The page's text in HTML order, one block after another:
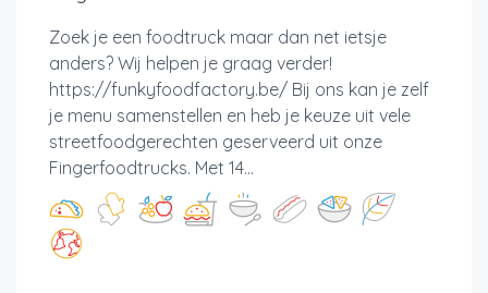
Zoek je een foodtruck maar dan net ietsje
anders? Wij helpen je graag verder!
https://funkyfoodfactory.be/ Bij ons kan je zelf
je menu samenstellen en heb je keuze uit vele
streetfoodgerechten geserveerd uit onze
Fingerfoodtrucks. Met 14...